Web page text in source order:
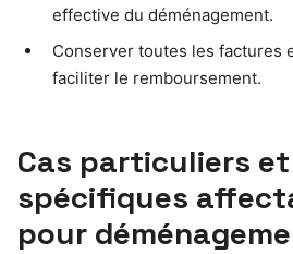
effective du déménagement.
Conserver toutes les factures
faciliter le remboursement.
Cas particuliers
spécifiques
pour